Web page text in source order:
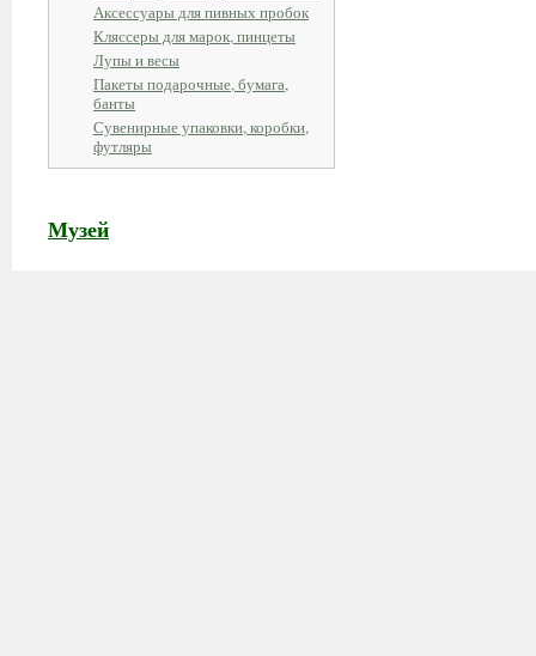
Аксессуары для пивных пробок
Кляссеры для марок, пинцеты
Лупы и весы
Пакеты подарочные, бумага,
банты
Сувенирные упаковки, коробки,
футляры
Музей